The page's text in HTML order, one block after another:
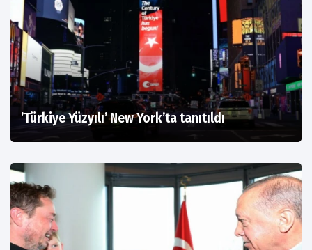
’Türkiye Yüzyılı’ New York’ta tanıtıldı